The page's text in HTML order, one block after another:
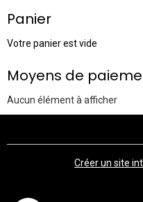
Panier
Votre panier est vide
Moyens de
Aucun élément à afficher
Créer un site